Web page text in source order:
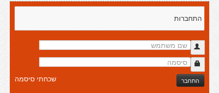
התחברות
התחבר שכחתי סיסמה